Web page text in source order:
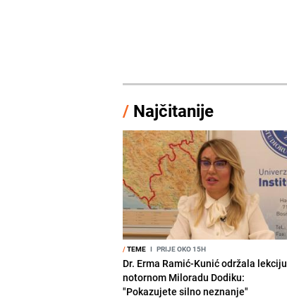
/ Najčitanije
/TEME I PRIJE OKO 15H
Dr. Erma Ramić-Kunić održala lekciju
notornom Miloradu Dodiku:
"Pokazujete silno neznanje"